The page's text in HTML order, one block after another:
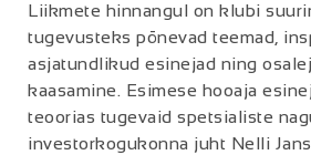
Liikmete hinnangul on klubi
tugevusteks põnevad teemad,
asjatundlikud esinejad ning
kaasamine. Esimese hooaja
teoorias tugevaid spetsialiste
investorkogukonna juht Nelli